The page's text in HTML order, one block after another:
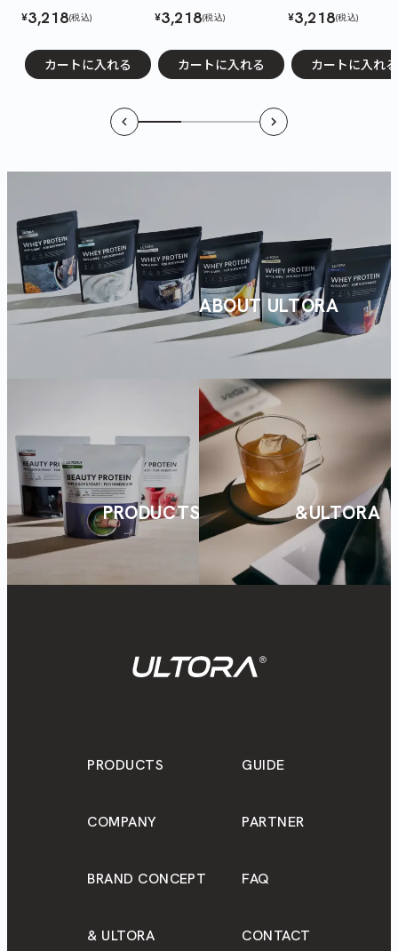
¥3,218(税込)
カートに入れる
¥3,218(税込)
カートに入れる
¥3,218(税込)
カートに入れる
ABOUT ULTORA
PRODUCTS &ULTORA
PRODUCTS GUIDE
COMPANY PARTNER
BRAND CONCEPT FAQ
& ULTORA CONTACT